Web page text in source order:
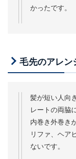
かったです。
毛先のアレン
髪が短い人向
レートの両脇
内巻き外巻き
リファ、ヘア
ないです。